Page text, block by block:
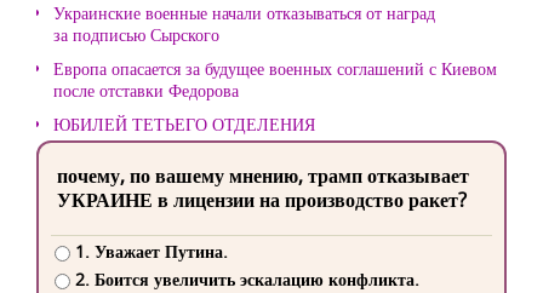
Украинские военные начали отказываться от наград
за подписью Сырского
Европа опасается за будущее военных соглашений с Киевом
после отставки Федорова
ЮБИЛЕЙ ТЕТЬЕГО ОТДЕЛЕНИЯ
почему, по вашему мнению, трамп отказывает
УКРАИНЕ в лицензии на производство ракет?
1. Уважает Путина.
2. Боится увеличить эскалацию конфликта.